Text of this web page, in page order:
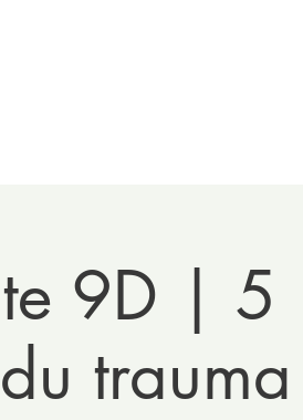
9D | 5
trauma